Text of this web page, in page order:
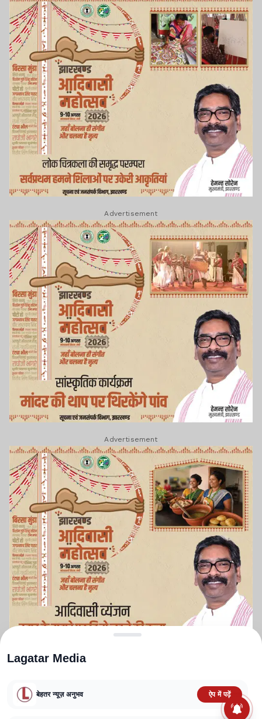
Advertisement
Advertisement
Lagatar Media
बेहतर न्यूज़ अनुभव ऐप में पढ़ें